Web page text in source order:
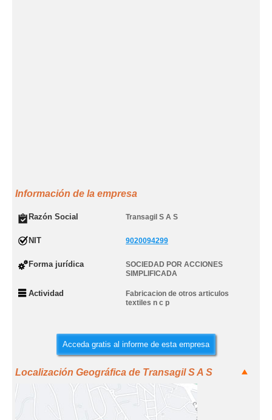
Información de la empresa
Razón Social Transagil S A S
NIT 9020094299
Forma jurídica
SOCIEDAD POR ACCIONES
SIMPLIFICADA
Actividad
Fabricacion de otros articulos
textiles n c p
Acceda gratis al informe de esta empresa
Localización Geográfica de Transagil S A S